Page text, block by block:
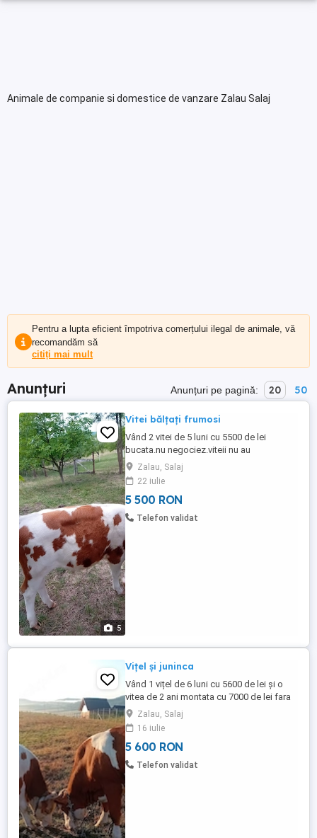
Animale de companie si domestice de vanzare Zalau Salaj
Pentru a lupta eficient împotriva comerțului ilegal de animale, vă
recomandăm să
citiți mai mult
Anunțuri Anunțuri pe pagină: 20 50
5
Vitei bălțați frumosi
Vând 2 vitei de 5 luni cu 5500 de lei
bucata.nu negociez.viteii nu au
acte.criseni
Zalau, Salaj
22 iulie
5 500 RON
Telefon validat
Vițel și juninca
Vând 1 vițel de 6 luni cu 5600 de lei și o
vitea de 2 ani montata cu 7000 de lei fara
acte.Zalau, Salaj
16 iulie
5 600 RON
Telefon validat